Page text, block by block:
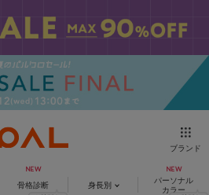
ブランド
骨格診断 身長別
パーソナル
カラー